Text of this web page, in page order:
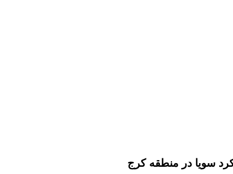
سویا در منطقه کرج